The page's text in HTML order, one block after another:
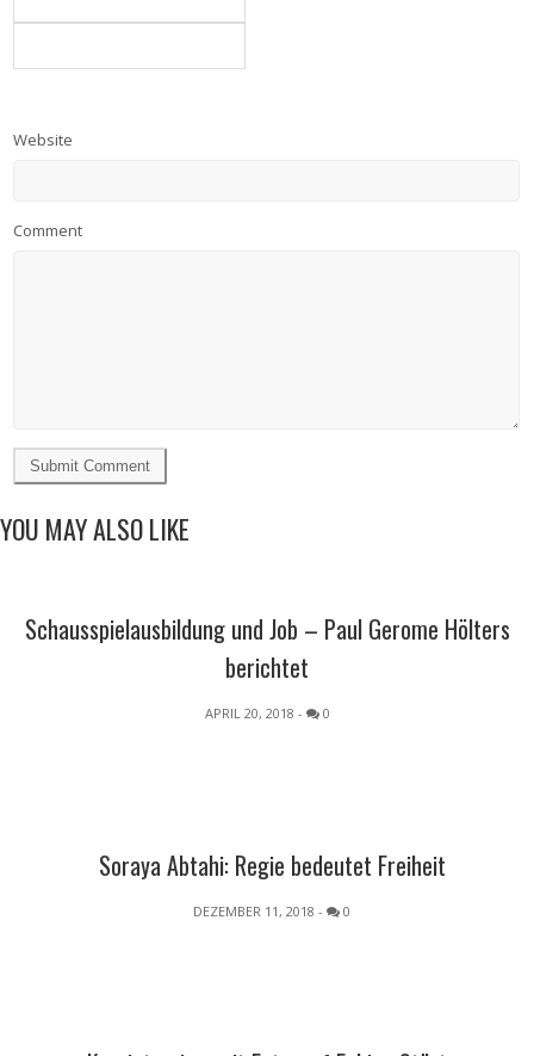
Website
Comment
YOU MAY ALSO LIKE
Schausspielausbildung und Job – Paul Gerome Hölters
berichtet
APRIL 20, 2018 - 0
Soraya Abtahi: Regie bedeutet Freiheit
DEZEMBER 11, 2018 - 0